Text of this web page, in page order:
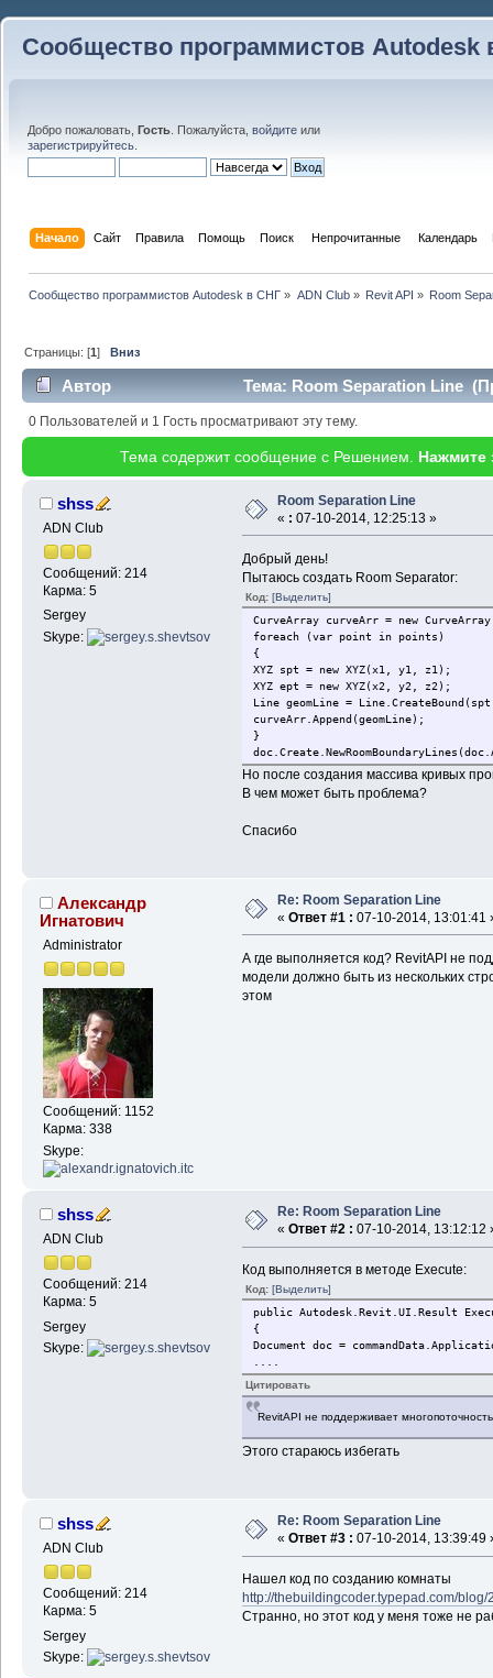
Сообщество программистов Autodesk
Добро пожаловать, Гость . Пожалуйста, войдите или
зарегистрируйтесь
Начало Сайт Правила Помощь Поиск Непрочитанные Календарь
Сообщество программистов Autodesk в СНГ » ADN Club» Revit API » Room
Страницы: [1]Вниз
Автор Тема: Room Separation Line
0 Пользователей и 1 Гость просматривают эту тему.
Тема содержит сообщение с Решением. Нажмите
shss
ADN Club
Сообщений: 214
Карма: 5
Sergey
Skype:
Room Separation Line
« : 07-10-2014, 12:25:13 »
Добрый день!
Пытаюсь создать Room Separator:
Код: [Выделить]
CurveArray curveArr = new
foreach (var point in points)
{
XYZ spt = new XYZ(x1, y1, z1);
XYZ ept = new XYZ(x2, y2, z2);
Line geomLine =
curveArr.Append(geomLine);
}
Но после создания массива кривых
В чем может быть проблема?
Спасибо
Александр
Игнатович
Administrator
Сообщений: 1152
Карма: 338
Skype:
Re: Room Separation Line
« Ответ #1 : 07-10-2014, 13:01:41
А где выполняется код? RevitAPI не
модели должно быть из нескольких
этом
shss
ADN Club
Сообщений: 214
Карма: 5
Sergey
Skype:
Re: Room Separation Line
« Ответ #2 : 07-10-2014, 13:12:12
Код выполняется в методе Execute:
Код: [Выделить]
public Autodesk.Revit.UI.Result
{
Document doc =
Цитировать
RevitAPI не поддерживает многопоточность
Этого стараюсь избегать
shss
ADN Club
Сообщений: 214
Карма: 5
Sergey
Skype:
Re: Room Separation Line
« Ответ #3 : 07-10-2014, 13:39:49
Нашел код по созданию комнаты
http://thebuildingcoder.typepad.com/
Странно, но этот код у меня тоже не